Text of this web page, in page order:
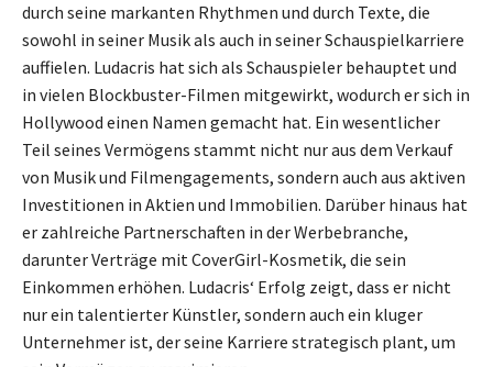
durch seine markanten Rhythmen und durch Texte, die
sowohl in seiner Musik als auch in seiner Schauspielkarriere
auffielen. Ludacris hat sich als Schauspieler behauptet und
in vielen Blockbuster-Filmen mitgewirkt, wodurch er sich in
Hollywood einen Namen gemacht hat. Ein wesentlicher
Teil seines Vermögens stammt nicht nur aus dem Verkauf
von Musik und Filmengagements, sondern auch aus aktiven
Investitionen in Aktien und Immobilien. Darüber hinaus hat
er zahlreiche Partnerschaften in der Werbebranche,
darunter Verträge mit CoverGirl-Kosmetik, die sein
Einkommen erhöhen. Ludacris‘ Erfolg zeigt, dass er nicht
nur ein talentierter Künstler, sondern auch ein kluger
Unternehmer ist, der seine Karriere strategisch plant, um